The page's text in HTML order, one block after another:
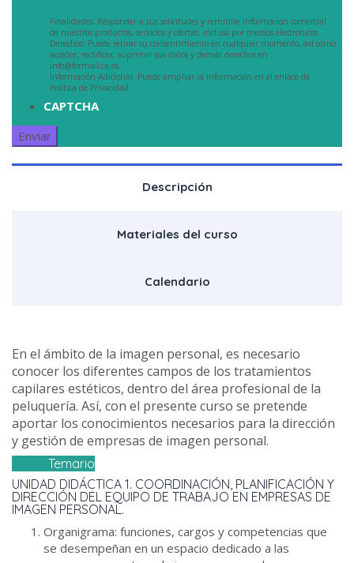
Finalidades: Responder a sus solicitudes y remitirle información comercial
de nuestros productos, servicios y ofertas, incluso por medios electrónicos.
Derechos: Puede retirar su consentimiento en cualquier momento, así como
acceder, rectificar, suprimir sus datos y demás derechos en
info@formaliza.es.
Información Adicional: Puede ampliar la información en el enlace de
Política de Privacidad.
CAPTCHA
Descripción
Materiales del curso
Calendario
En el ámbito de la imagen personal, es necesario
conocer los diferentes campos de los tratamientos
capilares estéticos, dentro del área profesional de la
peluquería. Así, con el presente curso se pretende
aportar los conocimientos necesarios para la dirección
y gestión de empresas de imagen personal.
Temario
UNIDAD DIDÁCTICA 1. COORDINACIÓN, PLANIFICACIÓN Y
DIRECCIÓN DEL EQUIPO DE TRABAJO EN EMPRESAS DE
IMAGEN PERSONAL.
Organigrama: funciones, cargos y competencias que
se desempeñan en un espacio dedicado a las